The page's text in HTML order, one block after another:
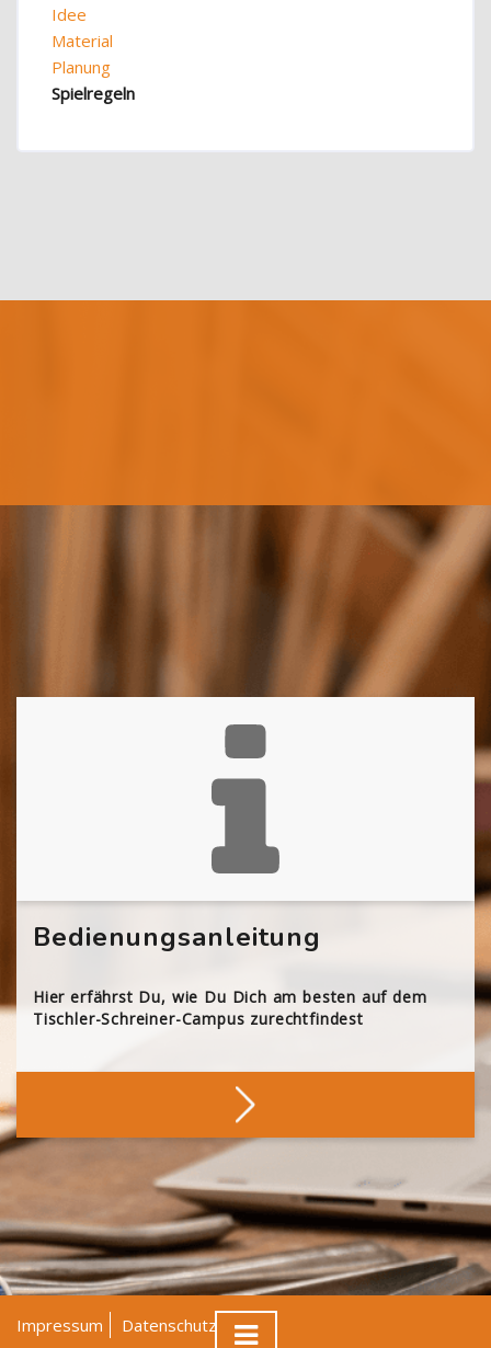
Idee
Material
Planung
Spielregeln
Bedienungsanleitung
Hier erfährst Du, wie Du Dich am besten auf dem
Tischler-Schreiner-Campus zurechtfindest
Impressum Datenschutz AGB